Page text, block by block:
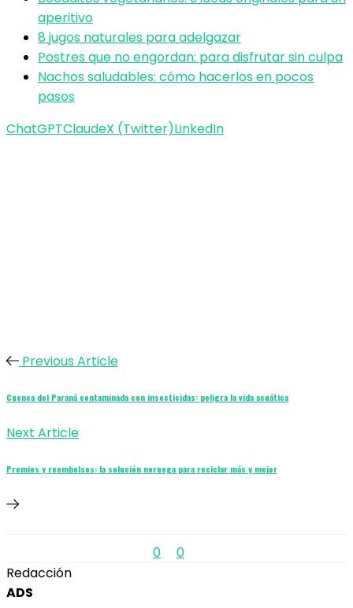
aperitivo
8 jugos naturales para adelgazar
Postres que no engordan: para disfrutar sin culpa
Nachos saludables: cómo hacerlos en pocos
pasos
ChatGPTClaudeX (Twitter)LinkedIn
Previous Article
Cuenca del Paraná contaminada con insecticidas: peligra la vida acuática
Next Article
Premios y reembolsos: la solución noruega para reciclar más y mejor
0
0
Redacción
ADS